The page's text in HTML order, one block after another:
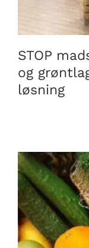
STOP
og
løsning
Generel case